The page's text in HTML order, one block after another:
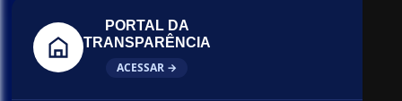
PORTAL DA
TRANSPARÊNCIA
ACESSAR →